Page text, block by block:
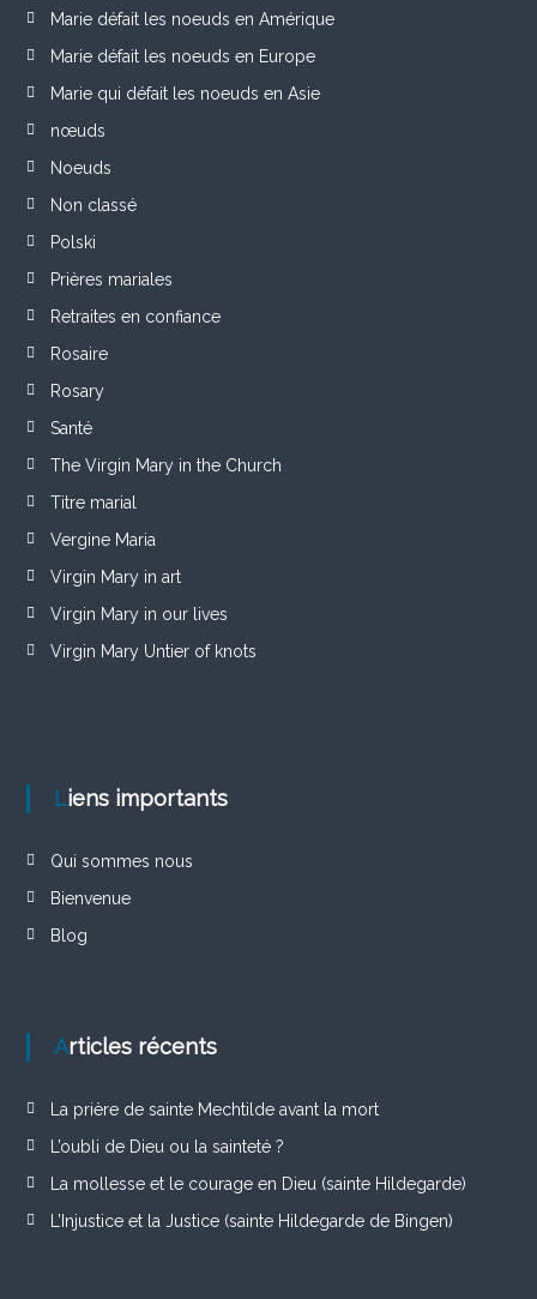
Marie défait les noeuds en Amérique
Marie défait les noeuds en Europe
Marie qui défait les noeuds en Asie
nœuds
Noeuds
Non classé
Polski
Prières mariales
Retraites en confiance
Rosaire
Rosary
Santé
The Virgin Mary in the Church
Titre marial
Vergine Maria
Virgin Mary in art
Virgin Mary in our lives
Virgin Mary Untier of knots
Liens importants
Qui sommes nous
Bienvenue
Blog
Articles récents
La prière de sainte Mechtilde avant la mort
L’oubli de Dieu ou la sainteté ?
La mollesse et le courage en Dieu (sainte Hildegarde)
L’Injustice et la Justice (sainte Hildegarde de Bingen)